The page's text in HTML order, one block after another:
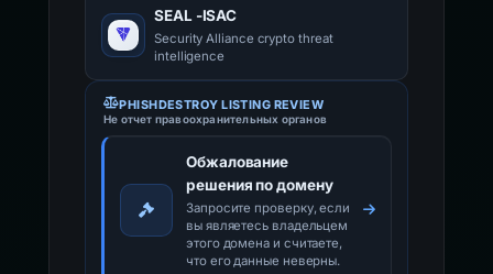
SEAL -ISAC
Security Alliance crypto threat
intelligence
PHISHDESTROY LISTING REVIEW
Не отчет правоохранительных органов
Обжалование
решения по домену
Запросите проверку, если
вы являетесь владельцем
этого домена и считаете,
что его данные неверны.